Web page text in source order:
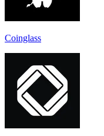
Coinglass